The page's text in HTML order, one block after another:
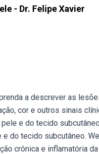
- Dr. Felipe Xavier
a descrever as
cor e outros sinais
e do tecido
do tecido subcutâneo.
crônica e inflamatória